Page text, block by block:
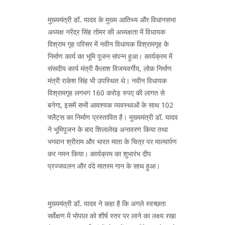
मुख्यमंत्री डॉ. यादव के मुख्य आतिथ्य और विधानसभा
अध्यक्ष नरेंद्र सिंह तोमर की अध्यक्षता में विधायक
विश्राम गृह परिसर में नवीन विधायक विश्रामगृह के
निर्माण कार्य का भूमि पूजन संपन्न हुआ। कार्यक्रम में
संसदीय कार्य मंत्री कैलाश विजयवर्गीय, लोक निर्माण
मंत्री राकेश सिंह भी उपस्थित थे। नवीन विधायक
विश्रामगृह लगभग 160 करोड़ रुपए की लागत से
बनेगा, इसमें सभी आवश्यक व्यवस्थाओं के साथ 102
फ्लैट्स का निर्माण प्रस्तावित है। मुख्यमंत्री डॉ. यादव
ने भूमिपूजन के बाद शिलालेख अनावरण किया तथा
भगवान श्रीराम और भारत माता के चित्र पर माल्यार्पण
कर नमन किया। कार्यक्रम का शुभारंभ दीप
प्रज्जवलन और वंदे मातरम गान के साथ हुआ।
मुख्यमंत्री डॉ. यादव ने कहा है कि अगले स्वच्छता
सर्वेक्षण में भोपाल को शीर्ष स्तर पर लाने का लक्ष्य रखा